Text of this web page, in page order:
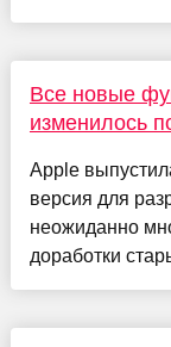
Все новые
изменилось
Apple
версия для
неожиданно
доработки